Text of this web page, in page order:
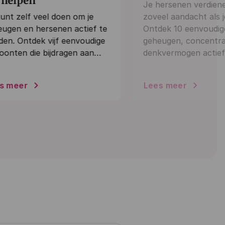
zelf veel doen om je
en hersenen actief te
Ontdek vijf eenvoudige
die bijdragen aan…
meer
Je hersenen
zoveel aandacht als
Ontdek 10
geheugen,
denkvermogen
Lees meer